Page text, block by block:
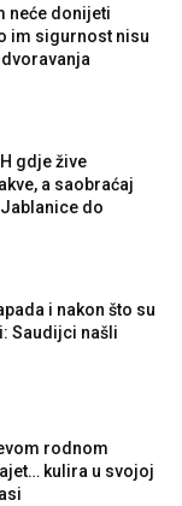
neće donijeti
im sigurnost nisu
gdje žive
a saobraćaj
do
i nakon što su
Saudijci našli
rodnom
kulira u svojoj